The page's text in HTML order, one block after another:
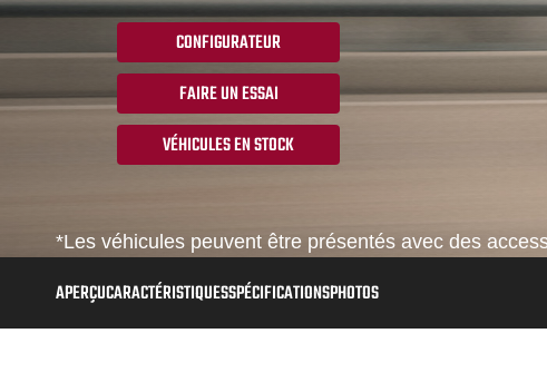
CONFIGURATEUR
FAIRE UN ESSAI
VÉHICULES EN STOCK
*Les véhicules peuvent être présentés avec des
APERÇUCARACTÉRISTIQUESSPÉCIFICATIONSPHOTOS